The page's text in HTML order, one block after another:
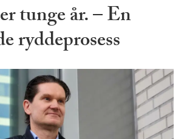
tunge år. – En
ryddeprosess